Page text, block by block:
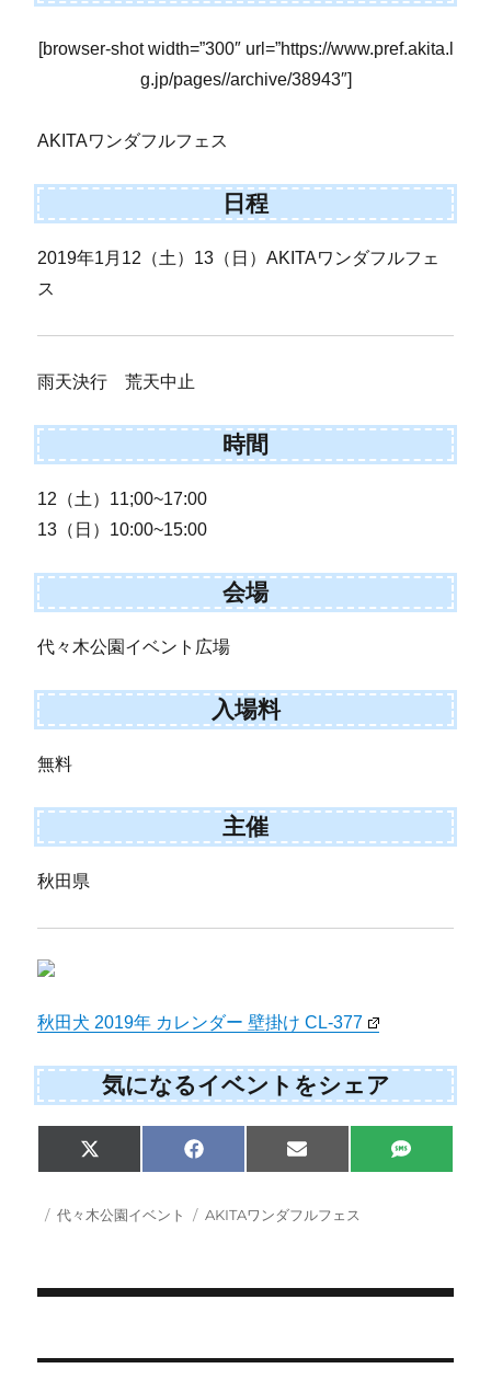
[browser-shot width=”300″ url=”https://www.pref.akita.l
g.jp/pages//archive/38943″]
AKITAワンダフルフェス
日程
2019年1月12（土）13（日）AKITAワンダフルフェ
ス
雨天決行 荒天中止
時間
12（土）11;00~17:00
13（日）10:00~15:00
会場
代々木公園イベント広場
入場料
無料
主催
秋田県
秋田犬 2019年 カレンダー 壁掛け CL-377
気になるイベントをシェア
Share
on
X
(
w
i
r
Share
on
F
a
e
b
Share
on
E
m
i
l
Share
on
S
M
投 カ
代々木公園イベント
タ
AKITAワンダフルフェス
稿